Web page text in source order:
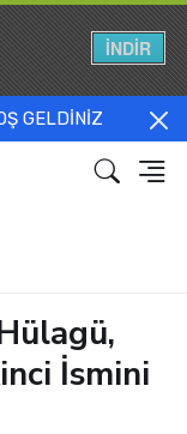
GELDİNİZ
İsmini
İNDİR